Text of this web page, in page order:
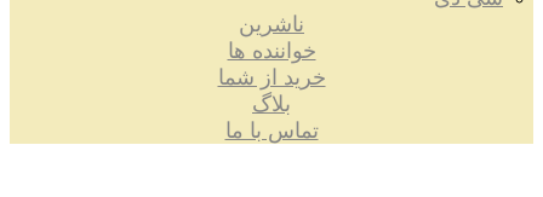
ناشرین
خواننده ها
خرید از شما
بلاگ
تماس با ما